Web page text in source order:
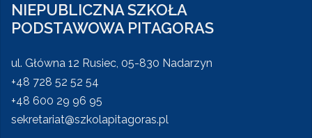
NIEPUBLICZNA SZKOŁA
PODSTAWOWA PITAGORAS
ul. Główna 12 Rusiec, 05-830 Nadarzyn
+48 728 52 52 54
+48 600 29 96 95
sekretariat@szkolapitagoras.pl